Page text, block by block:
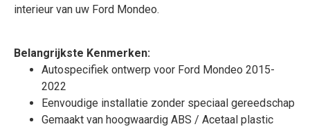
interieur van uw Ford Mondeo.
Belangrijkste Kenmerken:
Autospecifiek ontwerp voor Ford Mondeo 2015-
2022
Eenvoudige installatie zonder speciaal gereedschap
Gemaakt van hoogwaardig ABS / Acetaal plastic